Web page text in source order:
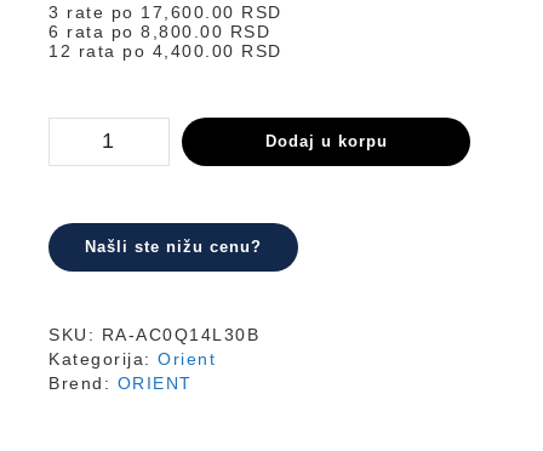
3 rate po 17,600.00 RSD
6 rata po 8,800.00 RSD
12 rata po 4,400.00 RSD
AC0Q14L30B
količina
Dodaj u korpu
Našli ste nižu cenu?
SKU: RA-AC0Q14L30B
Kategorija: Orient
Brend: ORIENT